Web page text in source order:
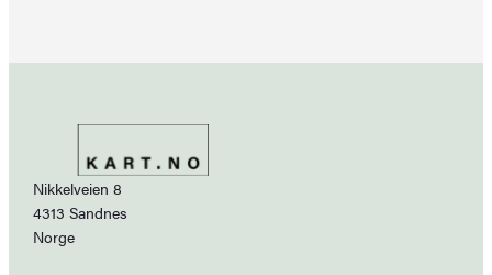
Nikkelveien 8
4313 Sandnes
Norge